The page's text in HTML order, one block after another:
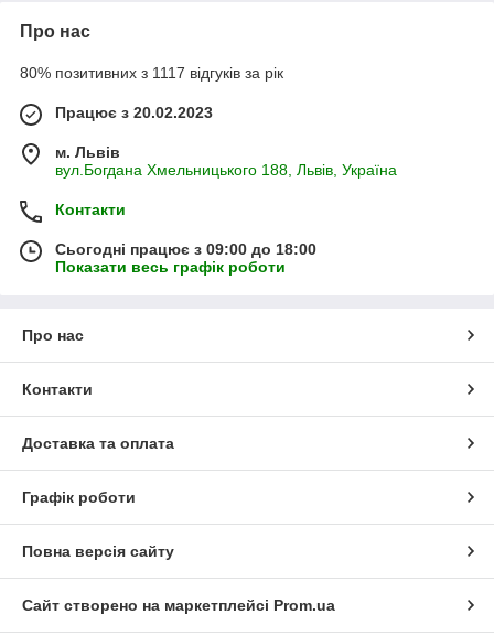
Про нас
80% позитивних з 1117 відгуків за рік
Працює з 20.02.2023
м. Львів
вул.Богдана Хмельницького 188, Львів, Україна
Контакти
Сьогодні працює з 09:00 до 18:00
Показати весь графік роботи
Про нас
Контакти
Доставка та оплата
Графік роботи
Повна версія сайту
Сайт створено на маркетплейсі Prom.ua